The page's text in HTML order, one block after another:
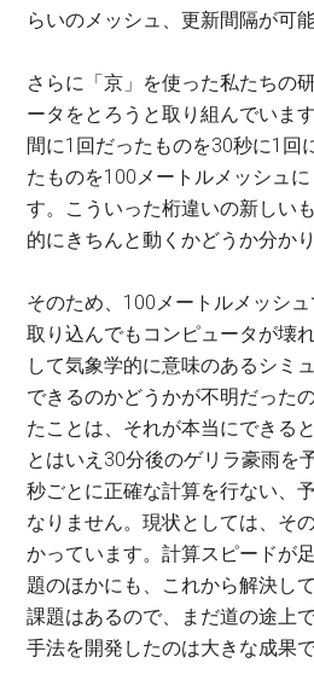
らいのメッシュ、更新間隔が可
さらに「京」を使った私たちの
ータをとろうと取り組んでいま
間に1回だったものを30秒に1回
たものを100メートルメッシュ
す。こういった桁違いの新しい
的にきちんと動くかどうか分か
そのため、100メートルメッシ
取り込んでもコンピュータが壊
して気象学的に意味のあるシミ
できるのかどうかが不明だった
たことは、それが本当にできる
とはいえ30分後のゲリラ豪雨を
秒ごとに正確な計算を行ない、
なりません。現状としては、そ
かっています。計算スピードが
題のほかにも、これから解決し
課題はあるので、まだ道の途上
手法を開発したのは大きな成果で